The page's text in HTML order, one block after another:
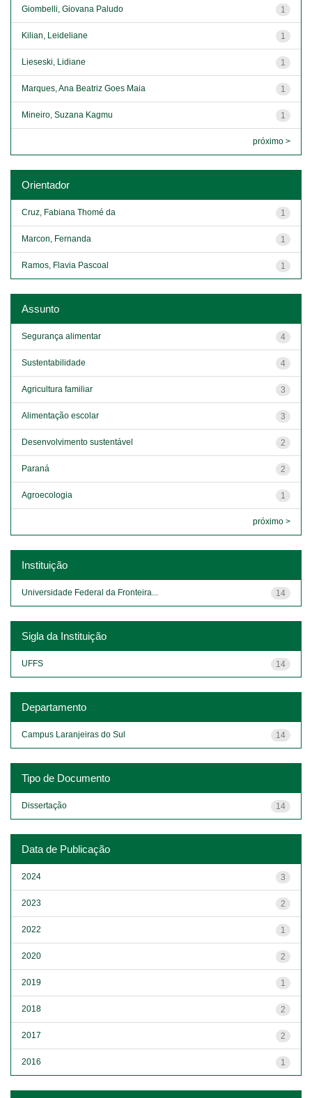
1
Giombelli, Giovana Paludo
1
Kilian, Leideliane
1
Lieseski, Lidiane
1
Marques, Ana Beatriz Goes Maia
1
Mineiro, Suzana Kagmu
próximo >
Orientador
1
Cruz, Fabiana Thomé da
1
Marcon, Fernanda
1
Ramos, Flavia Pascoal
Assunto
4
Segurança alimentar
4
Sustentabilidade
3
Agricultura familiar
3
Alimentação escolar
2
Desenvolvimento sustentável
2
Paraná
1
Agroecologia
próximo >
Instituição
14
Universidade Federal da Fronteira...
Sigla da Instituição
14
UFFS
Departamento
14
Campus Laranjeiras do Sul
Tipo de Documento
14
Dissertação
Data de Publicação
3
2024
2
2023
1
2022
2
2020
1
2019
2
2018
2
2017
1
2016